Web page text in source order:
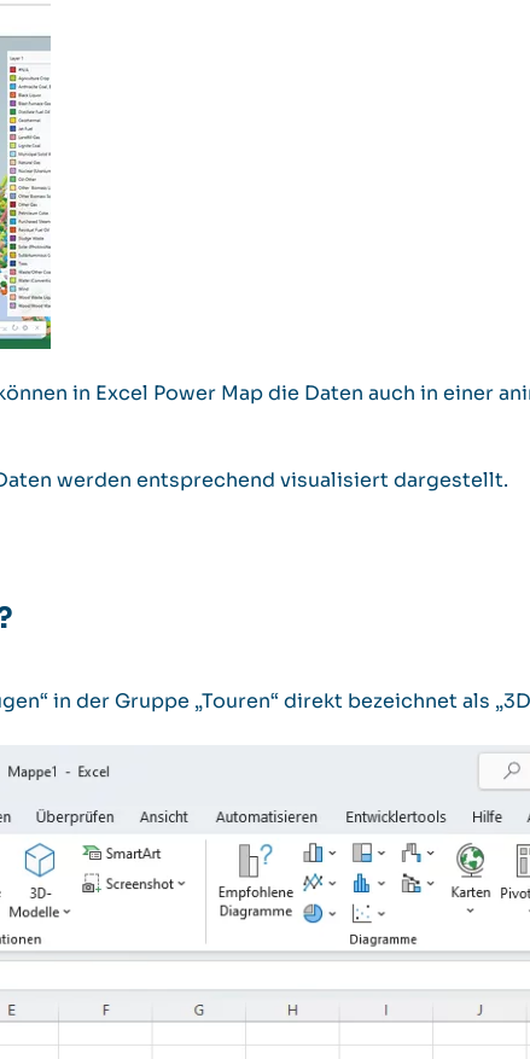
in Excel Power Map die Daten auch in einer
werden entsprechend visualisiert dargestellt.
in der Gruppe „Touren“ direkt bezeichnet als